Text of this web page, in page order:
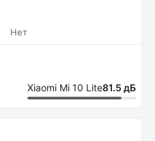
Нет
Xiaomi Mi 10 Lite81.5 дБ